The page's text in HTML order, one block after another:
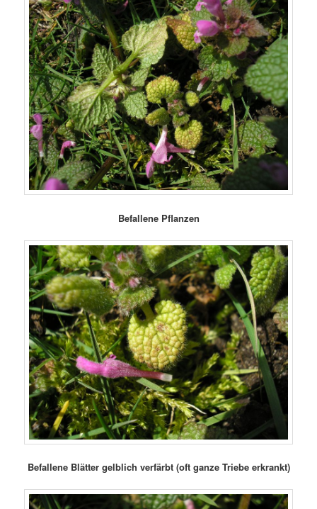
Befallene Pflanzen
Befallene Blätter gelblich verfärbt (oft ganze Triebe erkrankt)